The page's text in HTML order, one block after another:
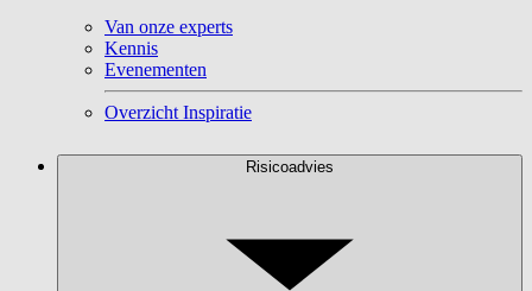
Van onze experts
Kennis
Evenementen
Overzicht Inspiratie
Risicoadvies